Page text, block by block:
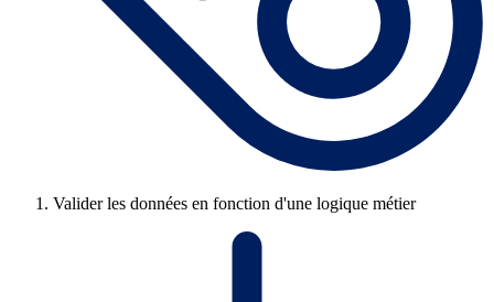
Valider les données en fonction d'une logique métier